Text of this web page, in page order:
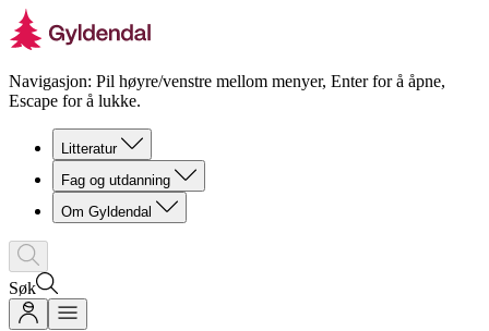
Navigasjon: Pil høyre/venstre mellom menyer, Enter for å åpne,
Escape for å lukke.
Litteratur
Fag og utdanning
Om Gyldendal
Søk